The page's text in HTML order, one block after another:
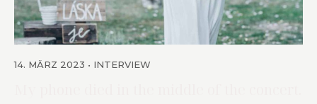
14. MÄRZ 2023 INTERVIEW